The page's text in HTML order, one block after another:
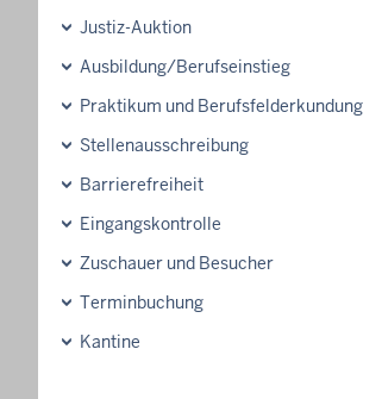
Justiz-Auktion
Ausbildung/Berufseinstieg
Praktikum und Berufsfelderkundung
Stellenausschreibung
Barrierefreiheit
Eingangskontrolle
Zuschauer und Besucher
Terminbuchung
Kantine